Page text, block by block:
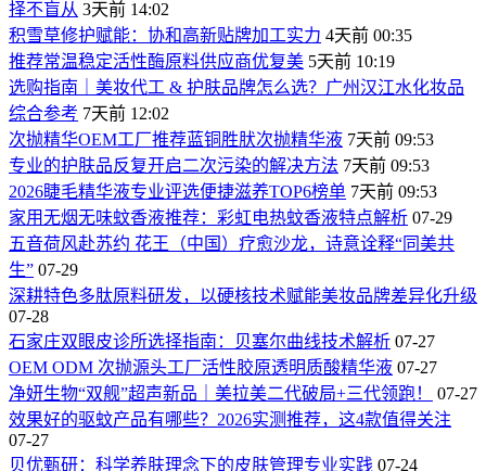
择不盲从 3天前 14:02
积雪草修护赋能：协和高新贴牌加工实力 4天前 00:35
推荐常温稳定活性酶原料供应商优复美 5天前 10:19
选购指南｜美妆代工 & 护肤品牌怎么选？广州汉江水化妆品
综合参考 7天前 12:02
次抛精华OEM工厂推荐蓝铜胜肰次抛精华液 7天前 09:53
专业的护肤品反复开启二次污染的解决方法 7天前 09:53
2026睫毛精华液专业评选便捷滋养TOP6榜单 7天前 09:53
家用无烟无味蚊香液推荐：彩虹电热蚊香液特点解析 07-29
五音荷风赴苏约 花王（中国）疗愈沙龙，诗意诠释“同美共
生” 07-29
深耕特色多肽原料研发，以硬核技术赋能美妆品牌差异化升级
07-28
石家庄双眼皮诊所选择指南：贝塞尔曲线技术解析 07-27
OEM ODM 次抛源头工厂活性胶原透明质酸精华液 07-27
净妍生物“双舰”超声新品｜美拉美二代破局+三代领跑！
07-27
效果好的驱蚊产品有哪些？2026实测推荐，这4款值得关注
07-27
贝优甄研：科学养肤理念下的皮肤管理专业实践 07-24